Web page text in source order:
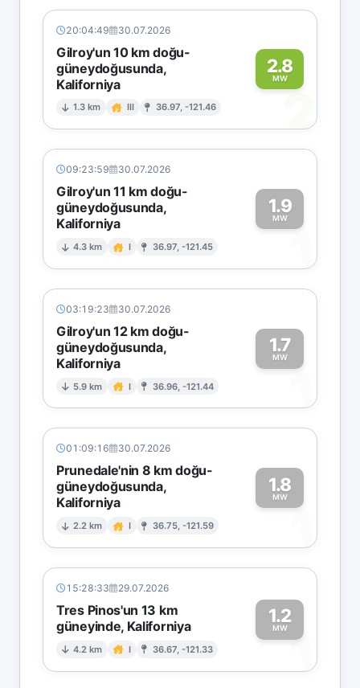
20:04:49 30.07.2026
Gilroy'un 10 km doğu-
güneydoğusunda,
Kaliforniya
1.3 km III 36.97, -121.46
2.8
MW
2
09:23:59 30.07.2026
Gilroy'un 11 km doğu-
güneydoğusunda,
Kaliforniya
4.3 km I 36.97, -121.45
1.9
MW
1
03:19:23 30.07.2026
Gilroy'un 12 km doğu-
güneydoğusunda,
Kaliforniya
5.9 km I 36.96, -121.44
1.7
MW
1
01:09:16 30.07.2026
Prunedale'nin 8 km doğu-
güneydoğusunda,
Kaliforniya
2.2 km I 36.75, -121.59
1.8
MW
1
15:28:33 29.07.2026
Tres Pinos'un 13 km
güneyinde, Kaliforniya
4.2 km I 36.67, -121.33
1.2
MW1